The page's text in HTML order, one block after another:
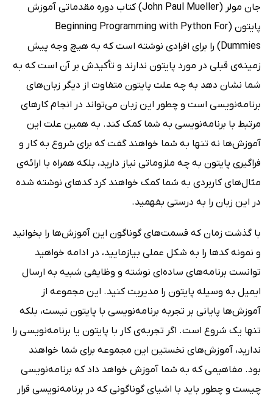
جان مولر (John Paul Mueller) کتاب دوره مقدماتی آموزش
پایتون (Beginning Programming with Python For
Dummies) را برای افرادی نوشته است که به هیچ وجه پیش
زمینه‌ی قبلی در مورد پایتون ندارند و تأکیدش بر آن است که به
شما نشان دهد به چه علت پایتون متفاوت از دیگر زبان‌های
برنامه‌نویسی است و چطور این زبان می‌تواند در انجام کارهای
مرتبط با برنامه‌نویسی به شما کمک کند. به همین علت این
آموزش‌ها نه تنها به شما خواهند گفت که برای شروع به کار و
فراگیری پایتون به چه ملزوماتی نیاز دارید، بلکه همراه با ارائه‌ی
مثال‌های کاربردی به شما کمک خواهند کرد کدهای نوشته شده
در این زبان را به درستی بفهمید.
با گذشت زمان که قسمت‌های گوناگون این آموزش‌ها را بخوانید
و نمونه کدها را به شکل عملی بیازمایید، در ادامه خواهید
توانست برنامه‌های ساد‌ه‌ای نوشته و وظایفی شبیه به ارسال
ایمیل به وسیله پایتون را مدیریت کنید. این مجموعه از
آموزش‌ها پایانی بر تجربه برنامه‌نویسی با پایتون نیست، بلکه
تنها یک شروع است. اگر تجربه‌ی کار با پایتون یا برنامه‌نویسی را
ندارید، آموزش‌های نخستین این مجموعه برای شما خواهند
بود. مفاهیمی که به شما آموزش خواهد داد که برنامه‌نویسی
چیست و چطور باید با اشیای گوناگونی که در برنامه‌نویسی قرار